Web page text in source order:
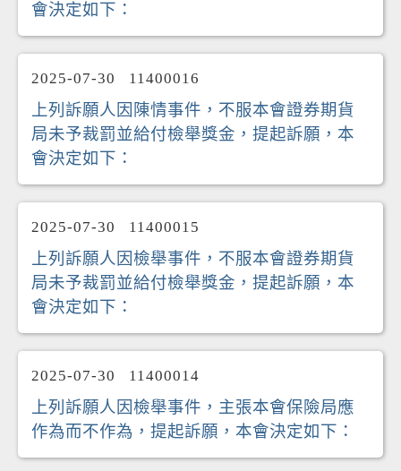
會決定如下：
2025-07-30 11400016
上列訴願人因陳情事件，不服本會證券期貨
局未予裁罰並給付檢舉獎金，提起訴願，本
會決定如下：
2025-07-30 11400015
上列訴願人因檢舉事件，不服本會證券期貨
局未予裁罰並給付檢舉獎金，提起訴願，本
會決定如下：
2025-07-30 11400014
上列訴願人因檢舉事件，主張本會保險局應
作為而不作為，提起訴願，本會決定如下：